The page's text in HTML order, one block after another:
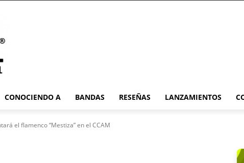
CONOCIENDO A BANDAS RESEÑAS LANZAMIENTOS
el flamenco “Mestiza” en el CCAM